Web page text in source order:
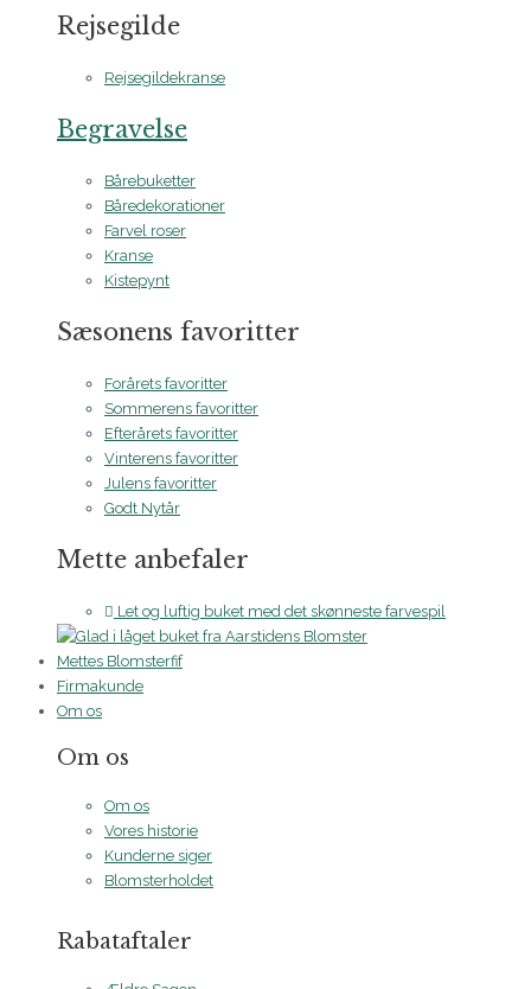
Rejsegilde
Rejsegildekranse
Begravelse
Bårebuketter
Båredekorationer
Farvel roser
Kranse
Kistepynt
Sæsonens favoritter
Forårets favoritter
Sommerens favoritter
Efterårets favoritter
Vinterens favoritter
Julens favoritter
Godt Nytår
Mette anbefaler
Let og luftig buket med det skønneste farvespil
Mettes Blomsterfif
Firmakunde
Om os
Om os
Om os
Vores historie
Kunderne siger
Blomsterholdet
Rabataftaler